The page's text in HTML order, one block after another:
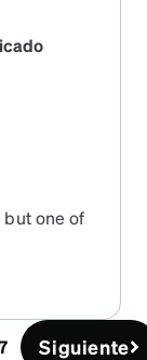
but one of
Siguiente